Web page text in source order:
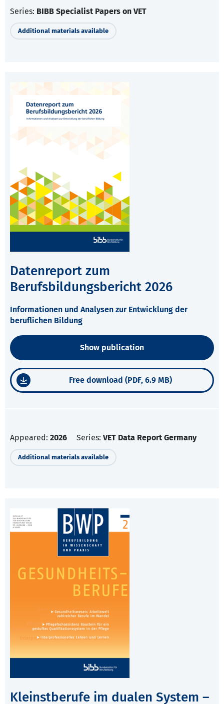
Series: BIBB Specialist Papers on VET
Additional materials available
Datenreport zum
Berufsbildungsbericht 2026
Informationen und Analysen zur Entwicklung der
beruflichen Bildung
Show publication
Free download (PDF, 6.9 MB)
Appeared: 2026 Series: VET Data Report Germany
Additional materials available
Kleinstberufe im dualen System –